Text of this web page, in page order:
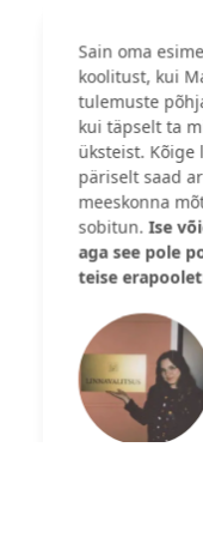
Sain oma
koolitust, kui
tulemuste
kui täpselt ta
üksteist. Kõige
päriselt saad
meeskonna
sobitun.Ise
aga see pole
teise